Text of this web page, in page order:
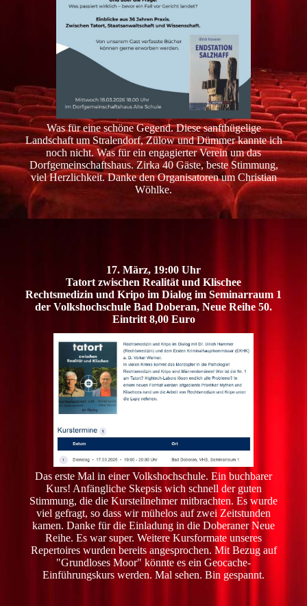
Was für eine schöne Gegend. Diese sanfthügelige
Landschaft um Stralendorf, Zülow und Dümmer kannte ich
noch nicht. Was für ein engagierter Verein um das
Dorfgemeinschaftshaus. Zirka 40 Gäste, beste Stimmung,
viel Herzlichkeit. Danke den Organisatoren um Christian
Wöhlke.
17. März, 19:00 Uhr
Tatort zwischen Realität und Klischee
Rechtsmedizin und Kripo im Dialog im Seminarraum 1
der Volkshochschule Bad Doberan, Neue Reihe 50.
Eintritt 8,00 Euro
Das erste Mal in einer Volkshochschule. Ein buchbarer
Kurs! Anfängliche Skepsis wich schnell der guten
Stimmung, die die Kursteilnehmer mitbrachten. Es wurde
viel gefragt, so dass wir mühelos auf zwei Zeitstunden
kamen. Danke für die Einladung in die Doberaner Neue
Reihe. Es war super. Weitere Kursformate unseres
Repertoires wurden bereits angesprochen. Mit Bezug auf
"Grundloses Moor" könnte es ein Geocache-
Einführungskurs werden. Mal sehen. Bin gespannt.